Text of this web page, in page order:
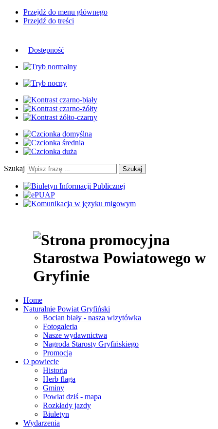
Przejdź do menu głównego
Przejdź do treści
Dostępność
Szukaj Szukaj
Home
Naturalnie Powiat Gryfiński
Bocian biały - nasza wizytówka
Fotogaleria
Nasze wydawnictwa
Nagroda Starosty Gryfińskiego
Promocja
O powiecie
Historia
Herb flaga
Gminy
Powiat dziś - mapa
Rozkłady jazdy
Biuletyn
Wydarzenia